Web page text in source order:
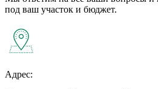
под ваш участок и бюджет.
Адрес: